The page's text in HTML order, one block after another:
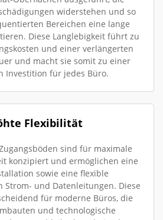
widerstehen und so
Bereichen eine lange
Diese Langlebigkeit führt zu
und einer verlängerten
und macht sie somit zu einer
Investition für jedes Büro.
Flexibilität
sind für maximale
konzipiert und ermöglichen eine
sowie eine flexible
Strom- und Datenleitungen. Diese
für moderne Büros, die
und technologische